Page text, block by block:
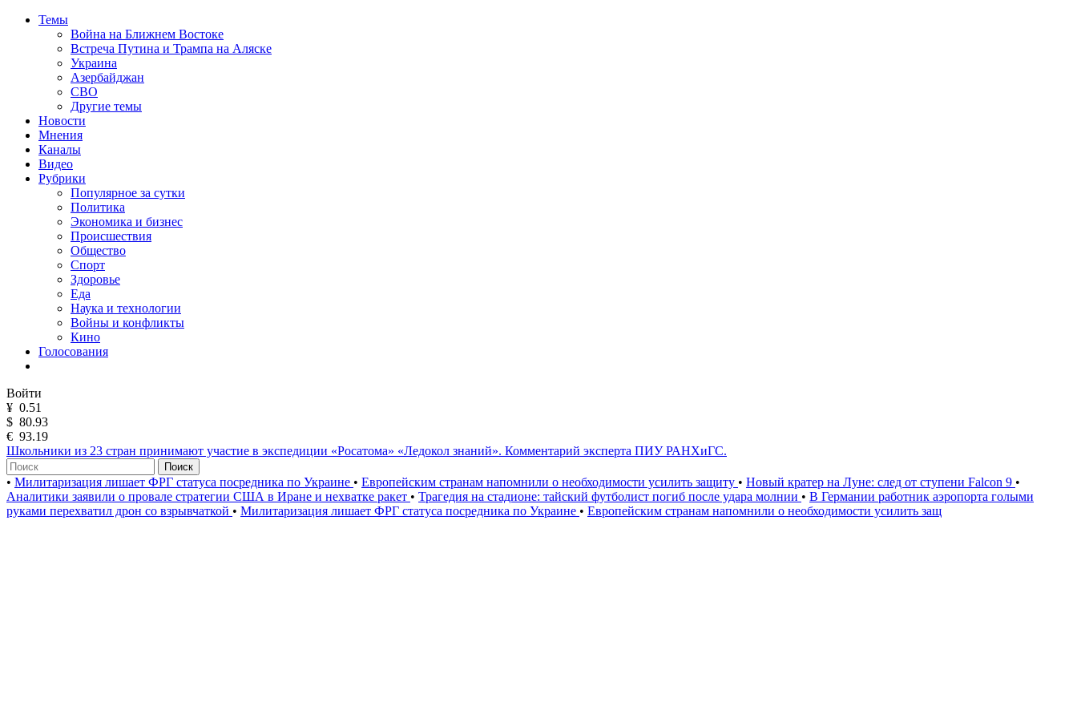
Темы
Война на Ближнем Востоке
Встреча Путина и Трампа на Аляске
Украина
Азербайджан
СВО
Другие темы
Новости
Мнения
Каналы
Видео
Рубрики
Популярное за сутки
Политика
Экономика и бизнес
Происшествия
Общество
Спорт
Здоровье
Еда
Наука и технологии
Войны и конфликты
Кино
Голосования
Войти
¥ 0.51
$ 80.93
€ 93.19
Школьники из 23 стран принимают участие в экспедиции «Росатома» «Ледокол знаний». Комментарий эксперта ПИУ РАНХиГС.
Поиск
• Милитаризация лишает ФРГ статуса посредника по Украине • Европейским странам напомнили о необходимости усилить защиту • Новый кратер на Луне: след от ступени Falcon 9 •
Аналитики заявили о провале стратегии США в Иране и нехватке ракет • Трагедия на стадионе: тайский футболист погиб после удара молнии • В Германии работник аэропорта голыми
руками перехватил дрон со взрывчаткой • Милитаризация лишает ФРГ статуса посредника по Украине • Европейским странам напомнили о необходимости усилить защ